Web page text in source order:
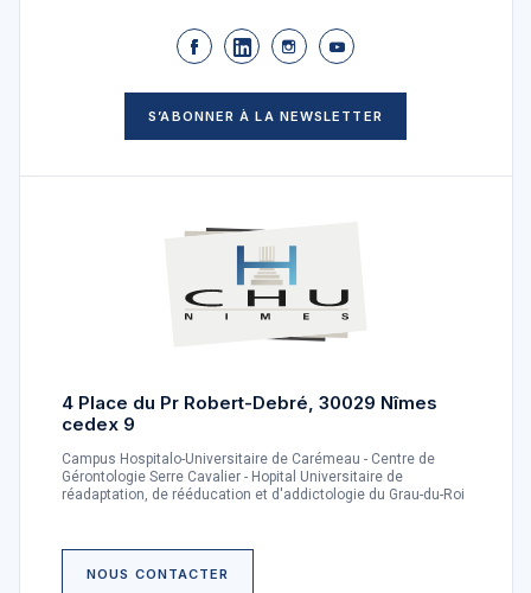
S’ABONNER À LA NEWSLETTER
4 Place du Pr Robert-Debré, 30029 Nîmes
cedex 9
Campus Hospitalo-Universitaire de Carémeau - Centre de
Gérontologie Serre Cavalier - Hopital Universitaire de
réadaptation, de rééducation et d'addictologie du Grau-du-Roi
NOUS CONTACTER